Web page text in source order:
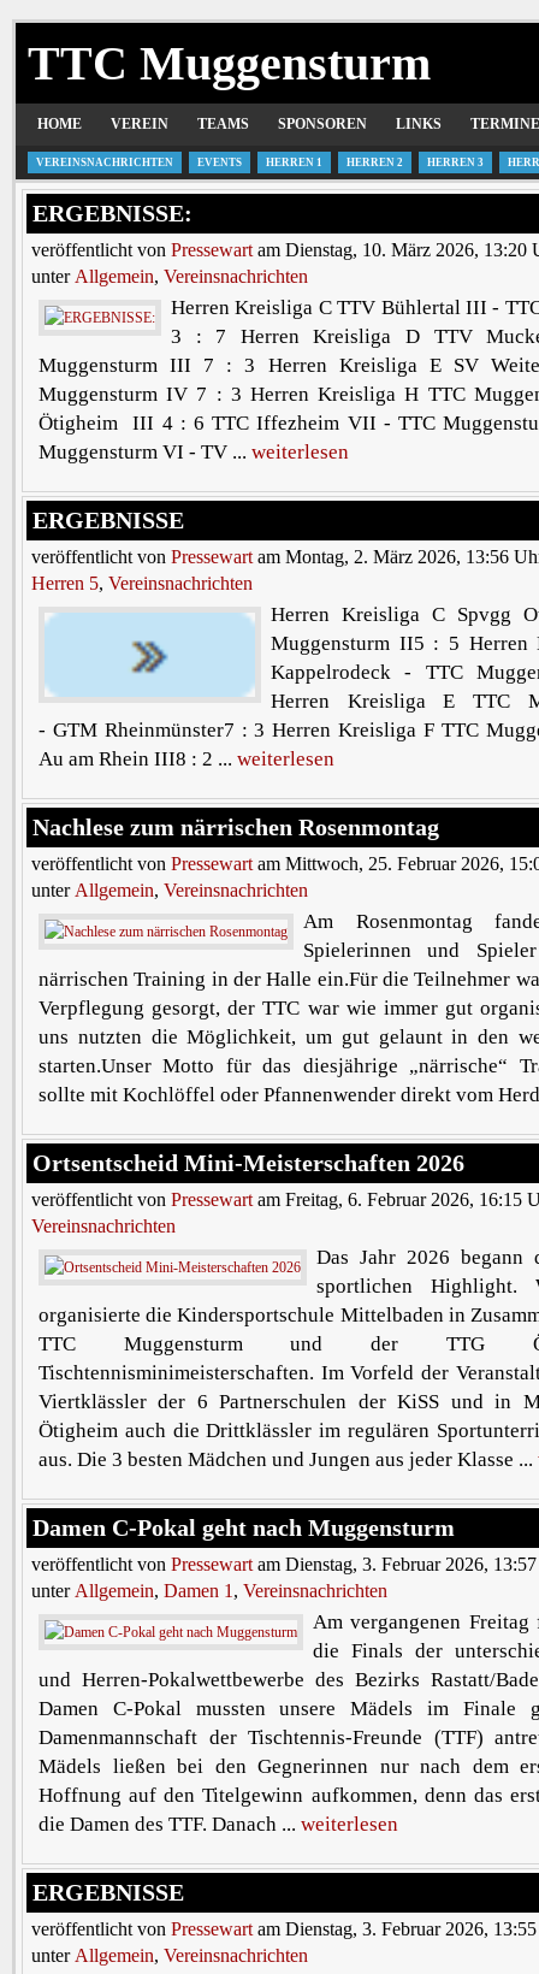
TTC Muggensturm
HOME VEREIN TEAMS SPONSOREN LINKS TERMINE
VEREINSNACHRICHTEN EVENTS HERREN 1 HERREN 2 HERREN 3
ERGEBNISSE:
veröffentlicht von Pressewart am Dienstag, 10. März 2026, 13:20
unter Allgemein, Vereinsnachrichten
Herren Kreisliga C TTV Bühlertal III -
3 : 7 Herren Kreisliga D TTV
Muggensturm III 7 : 3 Herren Kreisliga E SV
Muggensturm IV 7 : 3 Herren Kreisliga H TTC
Ötigheim III 4 : 6 TTC Iffezheim VII - TTC
Muggensturm VI - TV ... weiterlesen
ERGEBNISSE
veröffentlicht von Pressewart am Montag, 2. März 2026, 13:56
Herren 5, Vereinsnachrichten
Herren Kreisliga C Spvgg
Muggensturm II5 : 5 Herren
Kappelrodeck - TTC
Herren Kreisliga E TTC
- GTM Rheinmünster7 : 3 Herren Kreisliga F TTC
Au am Rhein III8 : 2 ... weiterlesen
Nachlese zum närrischen Rosenmontag
veröffentlicht von Pressewart am Mittwoch, 25. Februar 2026,
unter Allgemein, Vereinsnachrichten
Am Rosenmontag
Spielerinnen und
närrischen Training in der Halle ein.Für die Teilnehmer
Verpflegung gesorgt, der TTC war wie immer gut
uns nutzten die Möglichkeit, um gut gelaunt in den
starten.Unser Motto für das diesjährige „närrische“
sollte mit Kochlöffel oder Pfannenwender direkt vom
Ortsentscheid Mini-Meisterschaften 2026
veröffentlicht von Pressewart am Freitag, 6. Februar 2026, 16:15
Vereinsnachrichten
Das Jahr 2026 begann
sportlichen Highlight.
organisierte die Kindersportschule Mittelbaden in
TTC Muggensturm und der TTG
Tischtennisminimeisterschaften. Im Vorfeld der
Viertklässler der 6 Partnerschulen der KiSS und in
Ötigheim auch die Drittklässler im regulären
aus. Die 3 besten Mädchen und Jungen aus jeder Klasse ...
Damen C-Pokal geht nach Muggensturm
veröffentlicht von Pressewart am Dienstag, 3. Februar 2026,
unter Allgemein, Damen 1 , Vereinsnachrichten
Am vergangenen Freitag
die Finals der
und Herren-Pokalwettbewerbe des Bezirks Rastatt/
Damen C-Pokal mussten unsere Mädels im Finale
Damenmannschaft der Tischtennis-Freunde (TTF)
Mädels ließen bei den Gegnerinnen nur nach dem
Hoffnung auf den Titelgewinn aufkommen, denn das
die Damen des TTF. Danach ... weiterlesen
ERGEBNISSE
veröffentlicht von Pressewart am Dienstag, 3. Februar 2026,
unter Allgemein, Vereinsnachrichten